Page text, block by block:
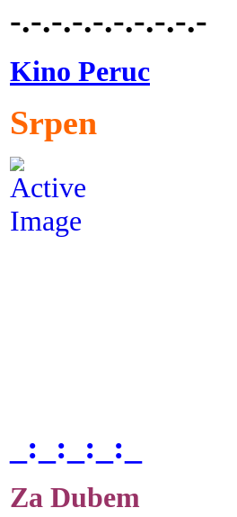
-.-.-.-.-.-.-.-.-.-
Kino Peruc
Srpen
_:_:_:_:_
Za Dubem